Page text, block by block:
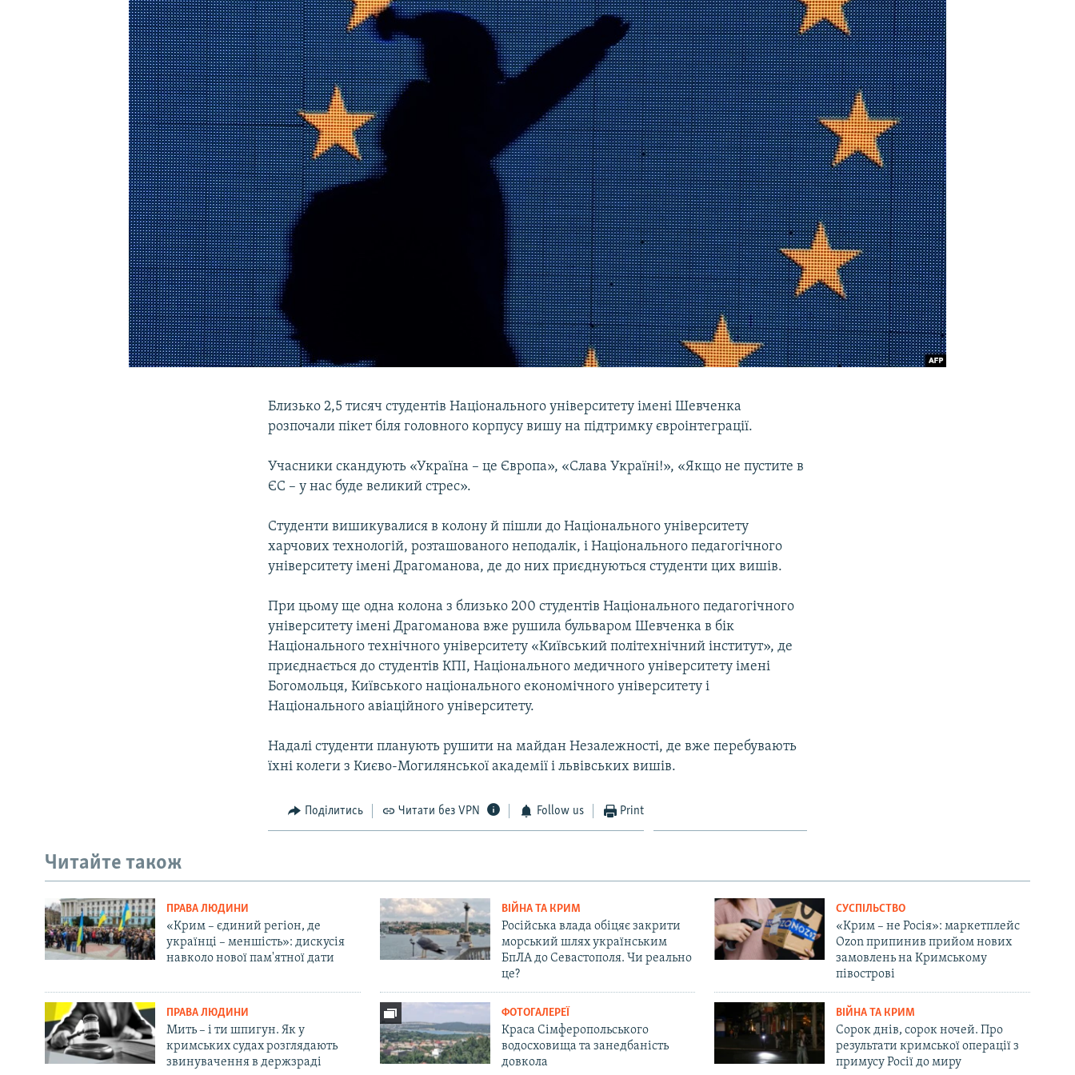
УКРАЇНСЬКА ПРОБЛЕМА КРИМУ
Близько 2,5 тисяч студентів Національного університету імені Шевченка
розпочали пікет біля головного корпусу вишу на підтримку євроінтеграції.
Учасники скандують «Україна – це Європа», «Слава Україні!», «Якщо не пустите в
ЄС – у нас буде великий стрес».
Студенти вишикувалися в колону й пішли до Національного університету
харчових технологій, розташованого неподалік, і Національного педагогічного
університету імені Драгоманова, де до них приєднуються студенти цих вишів.
При цьому ще одна колона з близько 200 студентів Національного педагогічного
університету імені Драгоманова вже рушила бульваром Шевченка в бік
Національного технічного університету «Київський політехнічний інститут», де
приєднається до студентів КПІ, Національного медичного університету імені
Богомольця, Київського національного економічного університету і
Національного авіаційного університету.
Надалі студенти планують рушити на майдан Незалежності, де вже перебувають
їхні колеги з Києво-Могилянської академії і львівських вишів.
Поділитись Читати без VPN Follow us Print
Читайте також
ПРАВА ЛЮДИНИ
«Крим – єдиний регіон, де
українці – меншість»: дискусія
навколо нової пам'ятної дати
ВІЙНА ТА КРИМ
Російська влада обіцяє закрити
морський шлях українським
БпЛА до Севастополя. Чи реально
це?
СУСПІЛЬСТВО
«Крим – не Росія»: маркетплейс
Ozon припинив прийом нових
замовлень на Кримському
півострові
ПРАВА ЛЮДИНИ
Мить – і ти шпигун. Як у
кримських судах розглядають
звинувачення в держзраді
ФОТОГАЛЕРЕЇ
Краса Сімферопольського
водосховища та занедбаність
довкола
ВІЙНА ТА КРИМ
Сорок днів, сорок ночей. Про
результати кримської операції з
примусу Росії до миру